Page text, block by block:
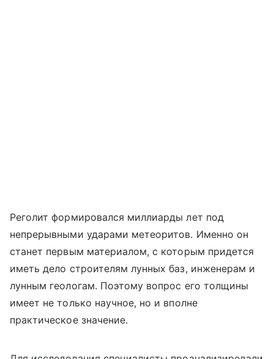
Реголит формировался миллиарды лет под
непрерывными ударами метеоритов. Именно он
станет первым материалом, с которым придется
иметь дело строителям лунных баз, инженерам и
лунным геологам. Поэтому вопрос его толщины
имеет не только научное, но и вполне
практическое значение.